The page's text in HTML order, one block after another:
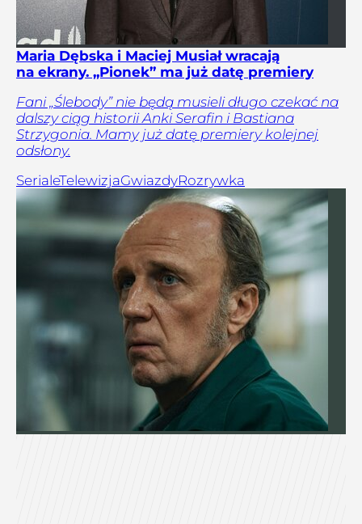
Maria Dębska i Maciej Musiał wracają
na ekrany. „Pionek” ma już datę premiery
Fani „Ślebody” nie będą musieli długo czekać na
dalszy ciąg historii Anki Serafin i Bastiana
Strzygonia. Mamy już datę premiery kolejnej
odsłony.
SerialeTelewizjaGwiazdyRozrywka